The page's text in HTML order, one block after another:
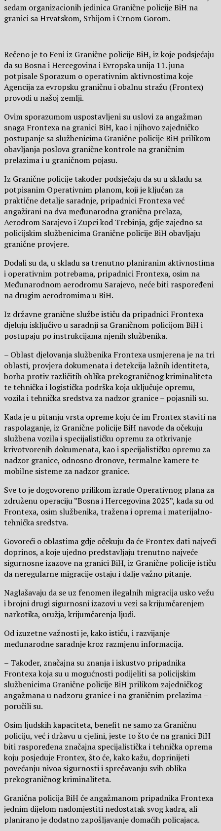
sedam organizacionih jedinica Granične policije BiH na
granici sa Hrvatskom, Srbijom i Crnom Gorom.
Rečeno je to Feni iz Granične policije BiH, iz koje podsjećaju
da su Bosna i Hercegovina i Evropska unija 11. juna
potpisale Sporazum o operativnim aktivnostima koje
Agencija za evropsku graničnu i obalnu stražu (Frontex)
provodi u našoj zemlji.
Ovim sporazumom uspostavljeni su uslovi za angažman
snaga Frontexa na granici BiH, kao i njihovo zajedničko
postupanje sa službenicima Granične policije BiH prilikom
obavljanja poslova granične kontrole na graničnim
prelazima i u graničnom pojasu.
Iz Granične policije također podsjećaju da su u skladu sa
potpisanim Operativnim planom, koji je ključan za
praktične detalje saradnje, pripadnici Frontexa već
angažirani na dva međunarodna granična prelaza,
Aerodrom Sarajevo i Zupci kod Trebinja, gdje zajedno sa
policijskim službenicima Granične policije BiH obavljaju
granične provjere.
Dodali su da, u skladu sa trenutno planiranim aktivnostima
i operativnim potrebama, pripadnici Frontexa, osim na
Međunarodnom aerodromu Sarajevo, neće biti raspoređeni
na drugim aerodromima u BiH.
Iz državne granične službe ističu da pripadnici Frontexa
djeluju isključivo u saradnji sa Graničnom policijom BiH i
postupaju po instrukcijama njenih službenika.
– Oblast djelovanja službenika Frontexa usmjerena je na tri
oblasti, provjera dokumenata i detekcija lažnih identiteta,
borba protiv različitih oblika prekograničnog kriminaliteta
te tehnička i logistička podrška koja uključuje opremu,
vozila i tehnička sredstva za nadzor granice – pojasnili su.
Kada je u pitanju vrsta opreme koju će im Frontex staviti na
raspolaganje, iz Granične policije BiH navode da očekuju
službena vozila i specijalističku opremu za otkrivanje
krivotvorenih dokumenata, kao i specijalističku opremu za
nadzor granice, odnosno dronove, termalne kamere te
mobilne sisteme za nadzor granice.
Sve to je dogovoreno prilikom izrade Operativnog plana za
združenu operaciju ”Bosna i Hercegovina 2025”, kada su od
Frontexa, osim službenika, tražena i oprema i materijalno-
tehnička sredstva.
Govoreći o oblastima gdje očekuju da će Frontex dati najveći
doprinos, a koje ujedno predstavljaju trenutno najveće
sigurnosne izazove na granici BiH, iz Granične policije ističu
da neregularne migracije ostaju i dalje važno pitanje.
Naglašavaju da se uz fenomen ilegalnih migracija usko vežu
i brojni drugi sigurnosni izazovi u vezi sa krijumčarenjem
narkotika, oružja, krijumčarenja ljudi.
Od izuzetne važnosti je, kako ističu, i razvijanje
međunarodne saradnje kroz razmjenu informacija.
– Također, značajna su znanja i iskustvo pripadnika
Frontexa koja su u mogućnosti podijeliti sa policijskim
službenicima Granične policije BiH prilikom zajedničkog
angažmana u nadzoru granice i na graničnim prelazima –
poručili su.
Osim ljudskih kapaciteta, benefit ne samo za Graničnu
policiju, već i državu u cjelini, jeste to što će na granici BiH
biti raspoređena značajna specijalistička i tehnička oprema
koju posjeduje Frontex, što će, kako kažu, doprinijeti
povećanju nivoa sigurnosti i sprečavanju svih oblika
prekograničnog kriminaliteta.
Granična policija BiH će angažmanom pripadnika Frontexa
jednim dijelom nadomjestiti nedostatak svog kadra, ali
planirano je dodatno zapošljavanje domaćih policajaca.